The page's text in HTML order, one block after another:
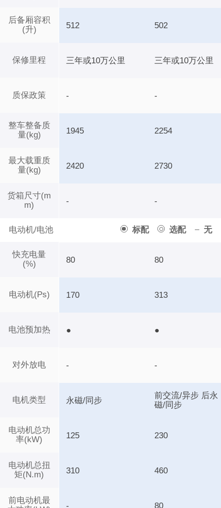
后备厢容积
(升)
保修里程
质保政策
整车整备质
量(kg)
最大载重质
量(kg)
货箱尺寸(m
m)
电动机/电池 标配 选配 无
快充电量
(%)
电动机(Ps)
电池预加热
对外放电
电机类型
电动机总功
率(kW)
电动机总扭
矩(N.m)
前电动机最
512 502
三年或10万公里 三年或10万公里
- -
1945 2254
2420 2730
- -
80 80
170 313
● ●
- -
永磁/同步
前交流/异步 后永
磁/同步
125 230
310 460
- 80